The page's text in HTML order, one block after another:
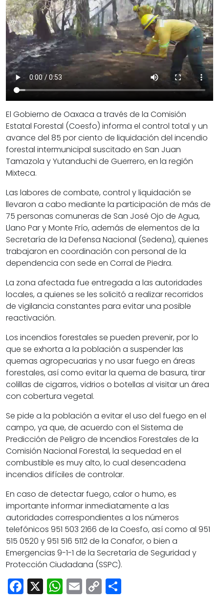
El Gobierno de Oaxaca a través de la Comisión
Estatal Forestal (Coesfo) informa el control total y un
avance del 85 por ciento de liquidación del incendio
forestal intermunicipal suscitado en San Juan
Tamazola y Yutanduchi de Guerrero, en la región
Mixteca.
Las labores de combate, control y liquidación se
llevaron a cabo mediante la participación de más de
75 personas comuneras de San José Ojo de Agua,
Llano Par y Monte Frío, además de elementos de la
Secretaría de la Defensa Nacional (Sedena), quienes
trabajaron en coordinación con personal de la
dependencia con sede en Corral de Piedra.
La zona afectada fue entregada a las autoridades
locales, a quienes se les solicitó a realizar recorridos
de vigilancia constantes para evitar una posible
reactivación.
Los incendios forestales se pueden prevenir, por lo
que se exhorta a la población a suspender las
quemas agropecuarias y no usar fuego en áreas
forestales, así como evitar la quema de basura, tirar
colillas de cigarros, vidrios o botellas al visitar un área
con cobertura vegetal.
Se pide a la población a evitar el uso del fuego en el
campo, ya que, de acuerdo con el Sistema de
Predicción de Peligro de Incendios Forestales de la
Comisión Nacional Forestal, la sequedad en el
combustible es muy alto, lo cual desencadena
incendios difíciles de controlar.
En caso de detectar fuego, calor o humo, es
importante informar inmediatamente a las
autoridades correspondientes a los números
telefónicos 951 503 2166 de la Coesfo, así como al 951
515 0520 y 951 516 5112 de la Conafor, o bien a
Emergencias 9-1-1 de la Secretaría de Seguridad y
Protección Ciudadana (SSPC).
Facebook
X WhatsApp
Email
Copy